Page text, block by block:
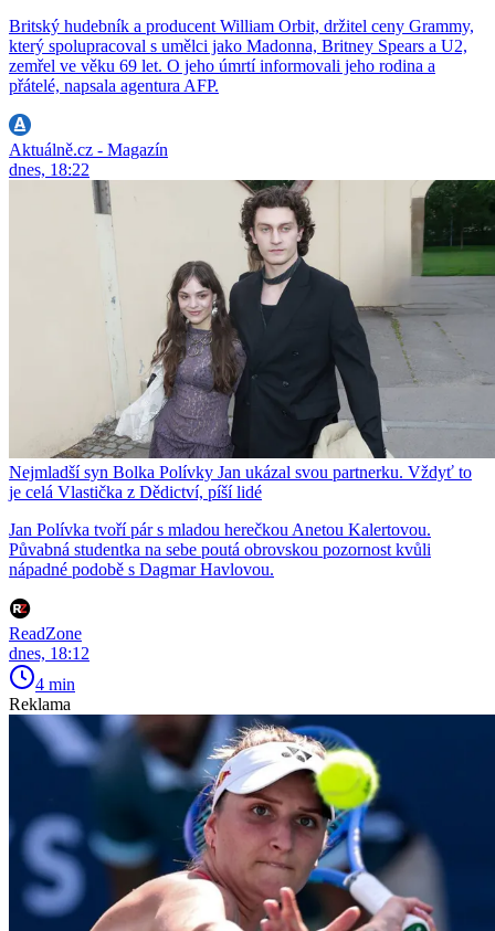
Britský hudebník a producent William Orbit, držitel ceny Grammy,
který spolupracoval s umělci jako Madonna, Britney Spears a U2,
zemřel ve věku 69 let. O jeho úmrtí informovali jeho rodina a
přátelé, napsala agentura AFP.
Aktuálně.cz - Magazín
dnes, 18:22
Nejmladší syn Bolka Polívky Jan ukázal svou partnerku. Vždyť to
je celá Vlastička z Dědictví, píší lidé
Jan Polívka tvoří pár s mladou herečkou Anetou Kalertovou.
Půvabná studentka na sebe poutá obrovskou pozornost kvůli
nápadné podobě s Dagmar Havlovou.
ReadZone
dnes, 18:12
4 min
Reklama